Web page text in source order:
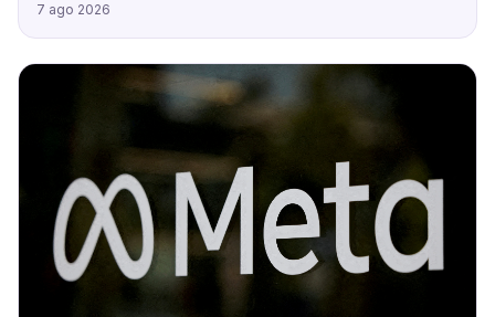
7 ago 2026